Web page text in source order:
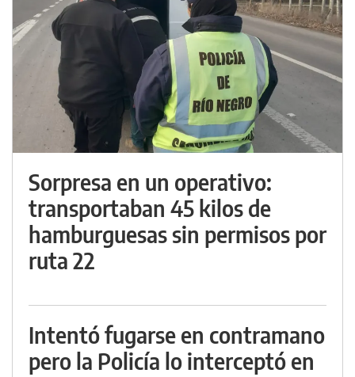
Sorpresa en un operativo:
transportaban 45 kilos de
hamburguesas sin permisos por
ruta 22
Intentó fugarse en contramano
pero la Policía lo interceptó en